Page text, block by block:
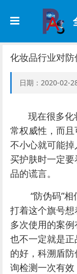
化妆品行业对防
日期：2020-02-
现在很多化
常权威性，而
不小心就可能
买护肤时一定
品的谎言。
“防伪码”相
打着这个旗号
多次使用的案
也不一定就是
的好，科溯盾
询检测一次有